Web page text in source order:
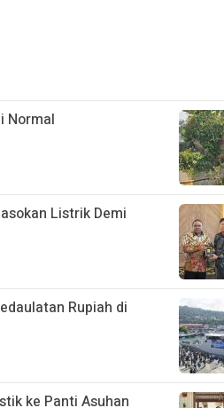
Normal
Listrik Demi
Rupiah di
ke Panti Asuhan